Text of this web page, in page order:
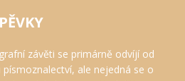
závěti se primárně odvíjí od
ale nejedná se o